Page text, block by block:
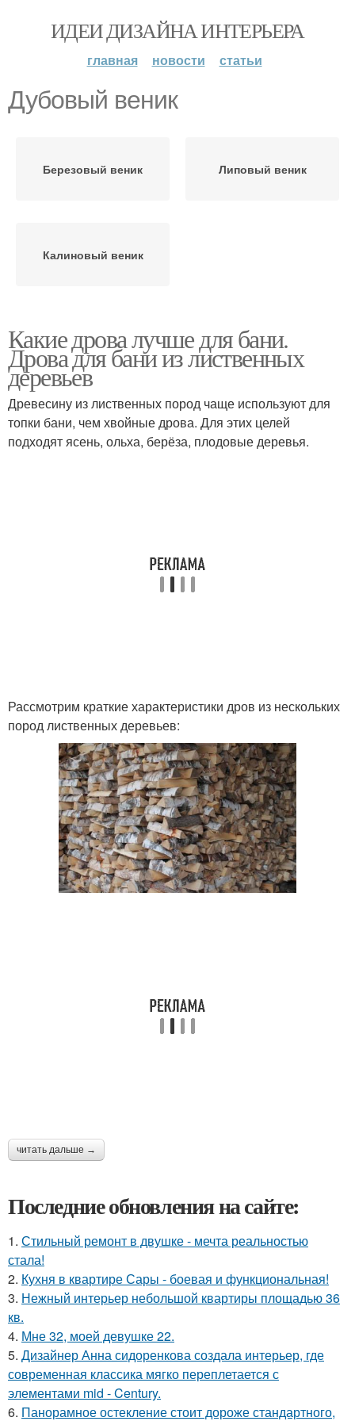
ИДЕИ ДИЗАЙНА ИНТЕРЬЕРА
главная новости статьи
Дубовый веник
Березовый веник Липовый веник
Калиновый веник
Какие дрова лучше для бани.
Дрова для бани из лиственных
деревьев
Древесину из лиственных пород чаще используют для
топки бани, чем хвойные дрова. Для этих целей
подходят ясень, ольха, берёза, плодовые деревья.
Рассмотрим краткие характеристики дров из нескольких
пород лиственных деревьев:
читать дальше →
Последние обновления на сайте:
1. Стильный ремонт в двушке - мечта реальностью
стала!
2. Кухня в квартире Сары - боевая и функциональная!
3. Нежный интерьер небольшой квартиры площадью 36
кв.
4. Мне 32, моей девушке 22.
5. Дизайнер Анна сидоренкова создала интерьер, где
современная классика мягко переплетается с
элементами mid - Century.
6. Панорамное остекление стоит дороже стандартного,